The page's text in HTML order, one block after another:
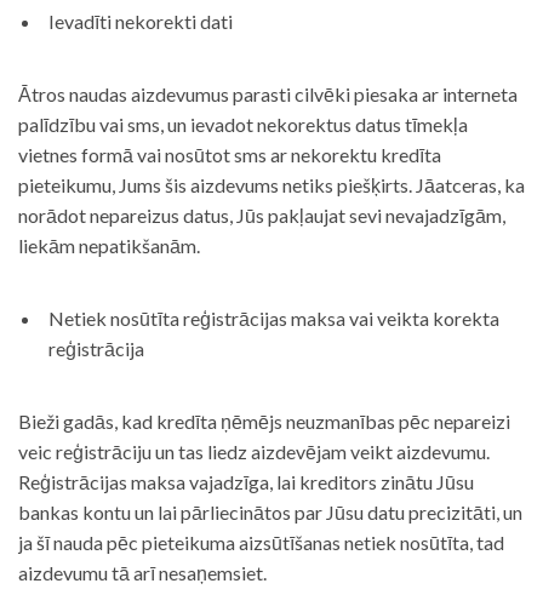
Ievadīti nekorekti dati
Ātros naudas aizdevumus parasti cilvēki piesaka ar interneta
palīdzību vai sms, un ievadot nekorektus datus tīmekļa
vietnes formā vai nosūtot sms ar nekorektu kredīta
pieteikumu, Jums šis aizdevums netiks piešķirts. Jāatceras, ka
norādot nepareizus datus, Jūs pakļaujat sevi nevajadzīgām,
liekām nepatikšanām.
Netiek nosūtīta reģistrācijas maksa vai veikta korekta
reģistrācija
Bieži gadās, kad kredīta ņēmējs neuzmanības pēc nepareizi
veic reģistrāciju un tas liedz aizdevējam veikt aizdevumu.
Reģistrācijas maksa vajadzīga, lai kreditors zinātu Jūsu
bankas kontu un lai pārliecinātos par Jūsu datu precizitāti, un
ja šī nauda pēc pieteikuma aizsūtīšanas netiek nosūtīta, tad
aizdevumu tā arī nesaņemsiet.